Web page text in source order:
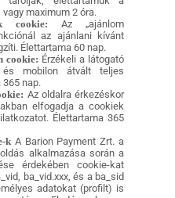
maximum 2 óra.
cookie:Az „ajánlom
az ajánlani kívánt
Élettartama 60 nap.
cookie: Érzékeli a látogató
és mobilon átvált teljes
365 nap.
Az oldalra érkezéskor
elfogadja a cookiek
Élettartama 365
k A Barion Payment Zrt. a
alkalmazása során a
érdekében cookie-kat
ba_vid.xxx, és a ba_sid
adatokat (profilt) is